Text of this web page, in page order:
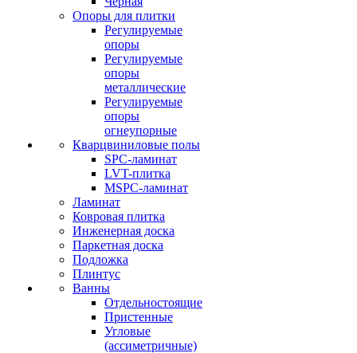
Опоры для плитки
Регулируемые
опоры
Регулируемые
опоры
металлические
Регулируемые
опоры
огнеупорные
Кварцвиниловые полы
SPC-ламинат
LVT-плитка
MSPC-ламинат
Ламинат
Ковровая плитка
Инженерная доска
Паркетная доска
Подложка
Плинтус
Ванны
Отдельностоящие
Пристенные
Угловые
(ассиметричные)